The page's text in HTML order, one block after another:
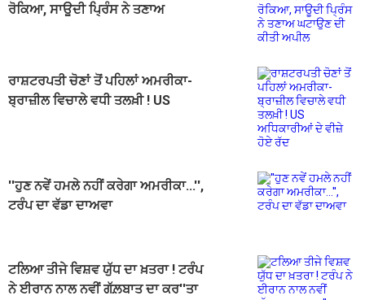
ਰੋਕਿਆ, ਸਾਊਦੀ ਪ੍ਰਿੰਸ ਨੇ ਤਣਾਅ
ਰਾਸ਼ਟਰਪਤੀ ਚੋਣਾਂ ਤੋਂ ਪਹਿਲਾਂ ਅਮਰੀਕਾ-
ਬ੍ਰਾਜ਼ੀਲ ਵਿਚਾਲੇ ਵਧੀ ਤਲਖ਼ੀ ! US
''ਹੁਣ ਨਵੇਂ ਹਮਲੇ ਨਹੀਂ ਕਰੇਗਾ ਅਮਰੀਕਾ...'',
ਟਰੰਪ ਦਾ ਵੱਡਾ ਦਾਅਵਾ
ਟਲਿਆ ਤੀਜੇ ਵਿਸ਼ਵ ਯੁੱਧ ਦਾ ਖ਼ਤਰਾ ! ਟਰੰਪ
ਨੇ ਈਰਾਨ ਨਾਲ ਨਵੀਂ ਗੱਲ਼ਬਾਤ ਦਾ ਕਰ''ਤਾ